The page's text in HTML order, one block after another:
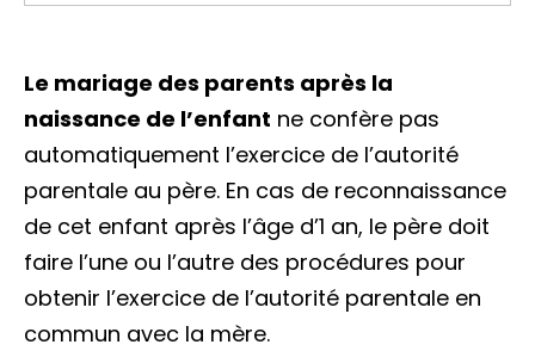
Le mariage des parents après la
naissance de l’enfant ne confère pas
automatiquement l’exercice de l’autorité
parentale au père. En cas de reconnaissance
de cet enfant après l’âge d’1 an, le père doit
faire l’une ou l’autre des procédures pour
obtenir l’exercice de l’autorité parentale en
commun avec la mère.